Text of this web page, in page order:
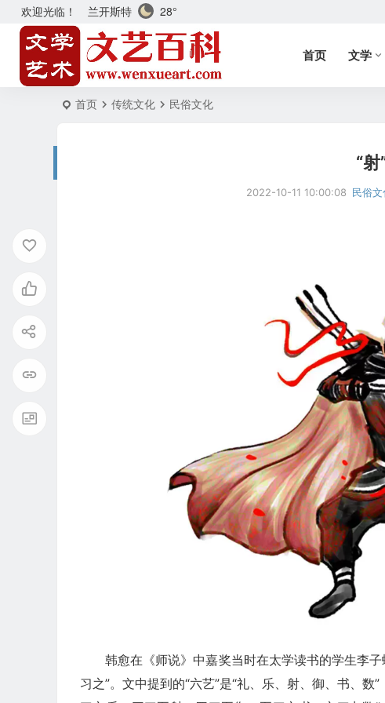
欢迎光临！ 兰开斯特 28°
首页 文学
首页 传统文化 民俗文化
“
2022-10-11 10:00:08 民俗文
韩愈在《师说》中嘉奖当时在太学读书的学生李
习之”。文中提到的“六艺”是“礼、乐、射、御、书、